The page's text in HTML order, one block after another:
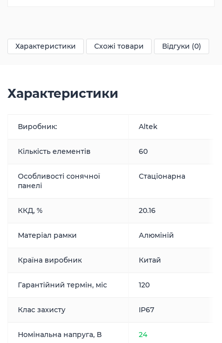
Характеристики Схожі товари Відгуки (0)
Характеристики
Виробник: Altek
Кількість елементів 60
Особливості сонячної
панелі
Стаціонарна
ККД, % 20.16
Матеріал рамки Алюміній
Країна виробник Китай
Гарантійний термін, міс 120
Клас захисту IP67
Номінальна напруга, В 24